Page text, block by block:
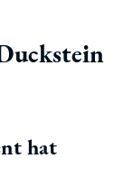
hat